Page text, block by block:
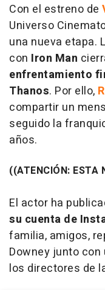
Con el estreno de
Universo
una nueva etapa.
con Iron Man
enfrentamiento
Thanos. Por ello,
compartir un
seguido la
años.
((ATENCIÓN: ESTA
El actor ha
su cuenta de
familia, amigos,
Downey junto con
los directores de